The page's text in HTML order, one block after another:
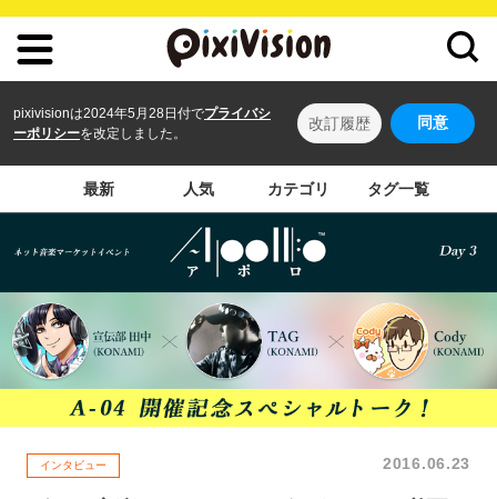
pixivisionは2024年5月28日付でプライバシ
ーポリシーを改定しました。
改訂履歴 同意
最新 人気 カテゴリ タグ一覧
インタビュー 2016.06.23